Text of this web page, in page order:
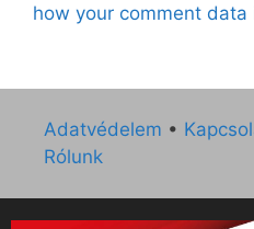
how your comment data
Adatvédelem •
Rólunk